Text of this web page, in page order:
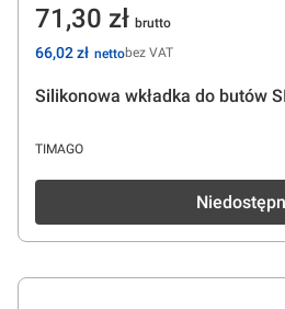
Silikonowa wkładka do butów
PRODUCENT
TIMAGO
Cena
71,30 zł
Cena
66,02 zł bez VAT